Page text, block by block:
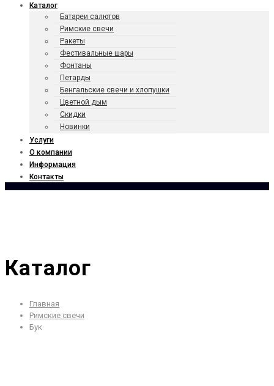
Каталог
Батареи салютов
Римские свечи
Ракеты
Фести­валь­ные шары
Фонтаны
Петарды
Бенгаль­ские свечи и хлопушки
Цветной дым
Скидки
Новинки
Услуги
О компании
Информация
Контакты
Каталог
Главная
Римские свечи
Бук